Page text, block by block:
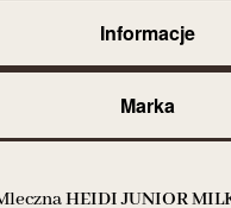
Informacje
Marka
HEIDI JUNIOR